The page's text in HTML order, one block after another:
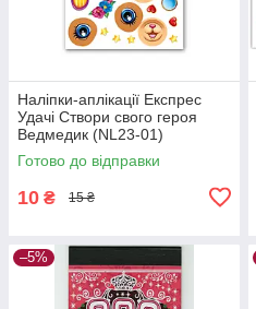
Наліпки-аплікації Експрес
Удачі Створи свого героя
Ведмедик (NL23-01)
Готово до відправки
10 ₴ 15 ₴
–5%